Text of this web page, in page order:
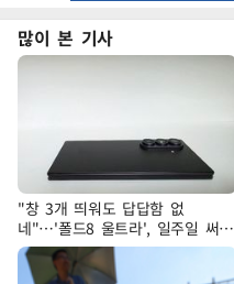
많이 본 기사
"창 3개 띄워도 답답함 없
네"…'폴드8 울트라', 일주일 써보
니